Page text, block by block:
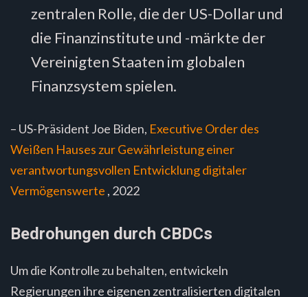
zentralen Rolle, die der US-Dollar und
die Finanzinstitute und -märkte der
Vereinigten Staaten im globalen
Finanzsystem spielen.
– US-Präsident Joe Biden, Executive Order des
Weißen Hauses zur Gewährleistung einer
verantwortungsvollen Entwicklung digitaler
Vermögenswerte , 2022
Bedrohungen durch CBDCs
Um die Kontrolle zu behalten, entwickeln
Regierungen ihre eigenen zentralisierten digitalen